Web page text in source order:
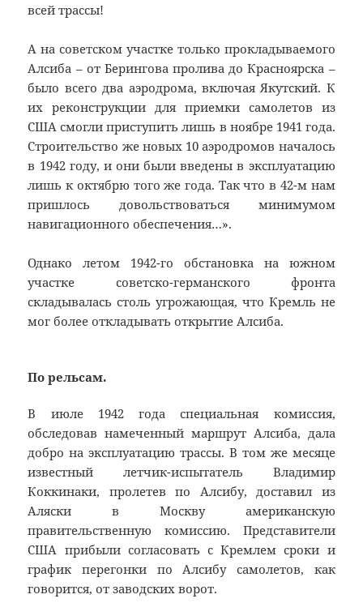
всей трассы!
А на советском участке только прокладываемого
Алсиба – от Берингова пролива до Красноярска –
было всего два аэродрома, включая Якутский. К
их реконструкции для приемки самолетов из
США смогли приступить лишь в ноябре 1941 года.
Строительство же новых 10 аэродромов началось
в 1942 году, и они были введены в эксплуатацию
лишь к октябрю того же года. Так что в 42-м нам
пришлось довольствоваться минимумом
навигационного обеспечения…».
Однако летом 1942-го обстановка на южном
участке советско-германского фронта
складывалась столь угрожающая, что Кремль не
мог более откладывать открытие Алсиба.
По рельсам.
В июле 1942 года специальная комиссия,
обследовав намеченный маршрут Алсиба, дала
добро на эксплуатацию трассы. В том же месяце
известный летчик-испытатель Владимир
Коккинаки, пролетев по Алсибу, доставил из
Аляски в Москву американскую
правительственную комиссию. Представители
США прибыли согласовать с Кремлем сроки и
график перегонки по Алсибу самолетов, как
говорится, от заводских ворот.